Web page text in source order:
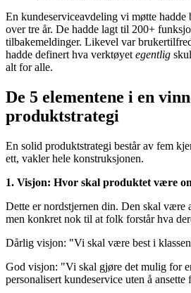
En kundeserviceavdeling vi møtte
over tre år. De hadde lagt til 200+
tilbakemeldinger. Likevel var
hadde definert hva verktøyet egentlig
alt for alle.
De 5 elementene i en
produktstrategi
En solid produktstrategi består av fem
ett, vakler hele konstruksjonen.
1. Visjon: Hvor skal produktet være
Dette er nordstjernen din. Den skal være
men konkret nok til at folk forstår hva
Dårlig visjon: "Vi skal være best i
God visjon: "Vi skal gjøre det mulig for
personalisert kundeservice uten å